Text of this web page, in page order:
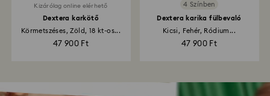
Kizárólag online elérhető
Dextera karkötő
Körmetszéses, Zöld, 18 kt-os...
47 900 Ft
4 Színben
Dextera karika fülbevaló
Kicsi, Fehér, Ródium...
47 900 Ft